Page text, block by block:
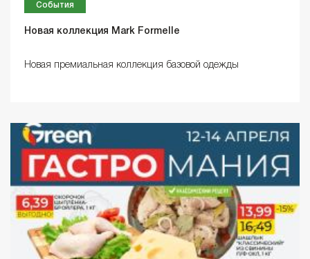
События
Новая коллекция Mark Formelle
Новая премиальная коллекция базовой одежды